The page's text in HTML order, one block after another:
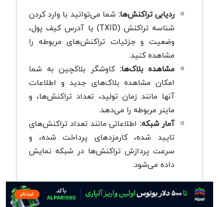
ردیابی تراکنش‌ها: شما می‌توانید با وارد کردن
شناسه تراکنش (TXID) یا آدرس کیف پول،
وضعیت و جزئیات تراکنش‌های مربوطه را
مشاهده کنید.
مشاهده بلاک‌ها:کاوشگر بلاکچین به شما
امکان مشاهده بلاک‌های جدید و اطلاعات
آنها مانند زمان تولید، تعداد تراکنش‌ها، و
ماینر مربوطه را می‌دهد.
آمار شبکه: اطلاعاتی مانند تعداد تراکنش‌های
تایید شده، کارمزدهای پرداخت شده، و
سرعت پردازش تراکنش‌ها در شبکه نمایش
داده می‌شود.
مراحل رهگیری یک تراکنش در اکسپلورر